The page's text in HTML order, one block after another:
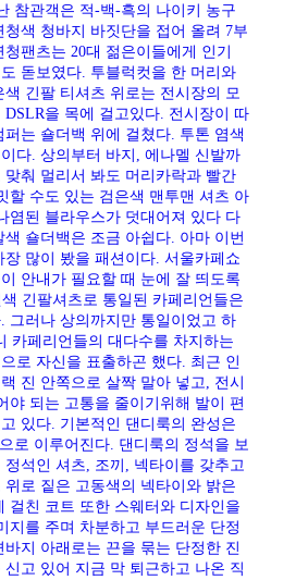
참관객은 적-백-흑의 나이키 농구
색 청바지 바짓단을 접어 올려 7부
팬츠는 20대 젊은이들에게 인기
돋보였다. 투블럭컷을 한 머리와
긴팔 티셔츠 위로는 전시장의 모
을 목에 걸고있다. 전시장이 따
는 숄더백 위에 걸쳤다. 투톤 염색
다. 상의부터 바지, 에나멜 신발까
춰 멀리서 봐도 머리카락과 빨간
할 수도 있는 검은색 맨투맨 셔츠 아
염된 블라우스가 덧대어져 있다 다
숄더백은 조금 아쉽다. 아마 이번
많이 봤을 패션이다. 서울카페쇼
안내가 필요할 때 눈에 잘 띄도록
긴팔셔츠로 통일된 카페리언들은
그러나 상의까지만 통일이었고 하
카페리언들의 대다수를 차지하는
로 자신을 표출하곤 했다. 최근 인
진 안쪽으로 살짝 말아 넣고, 전시
야 되는 고통을 줄이기위해 발이 편
있다. 기본적인 댄디룩의 완성은
로 이루어진다. 댄디룩의 정석을 보
석인 셔츠, 조끼, 넥타이를 갖추고
로 짙은 고동색의 넥타이와 밝은
걸친 코트 또한 스웨터와 디자인을
지를 주며 차분하고 부드러운 단정
지 아래로는 끈을 묶는 단정한 진
고 있어 지금 막 퇴근하고 나온 직